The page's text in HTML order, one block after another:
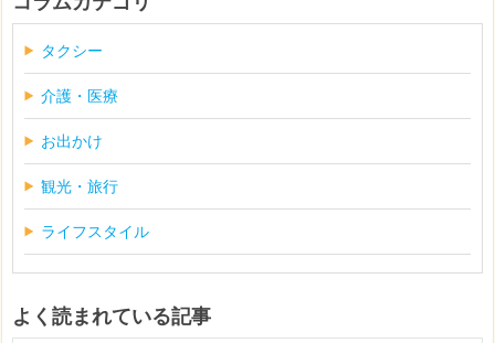
タクシー
介護・医療
お出かけ
観光・旅行
ライフスタイル
よく読まれている記事